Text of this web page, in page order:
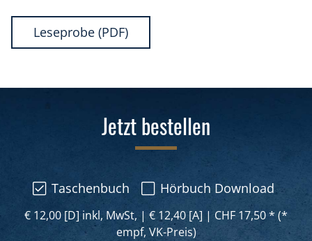
Leseprobe (PDF)
Jetzt bestellen
Taschenbuch Hörbuch Download
€ 12,00 [D] inkl, MwSt, | € 12,40 [A] | CHF 17,50 * (*
empf, VK-Preis)